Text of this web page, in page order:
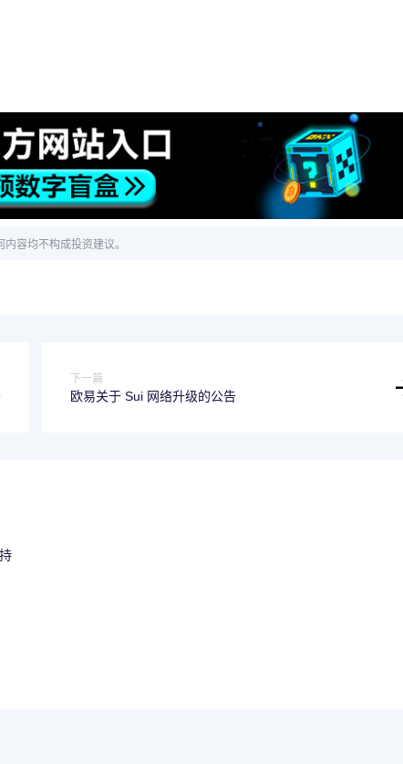
容均不构成投资建议。
下一篇
欧易关于 Sui 网络升级的公告